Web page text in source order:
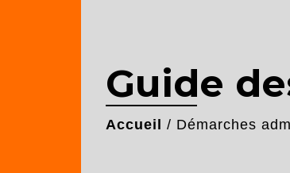
Guide
Accueil / Démarches